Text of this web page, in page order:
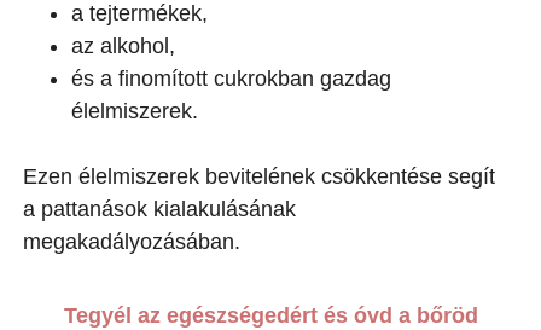
a tejtermékek,
az alkohol,
és a finomított cukrokban gazdag
élelmiszerek.
Ezen élelmiszerek bevitelének csökkentése segít
a pattanások kialakulásának
megakadályozásában.
Tegyél az egészségedért és óvd a bőröd